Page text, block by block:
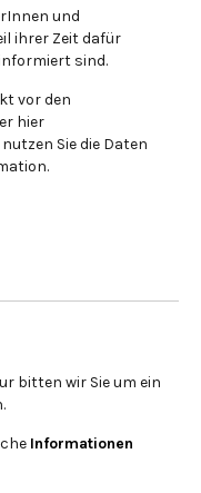
und
ihrer Zeit dafür
sind.
vor den
hier
Sie die Daten
bitten wir Sie um ein
Informationen